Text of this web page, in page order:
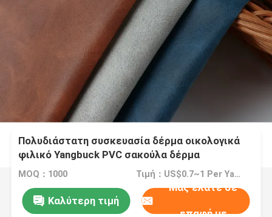
Πολυδιάστατη συσκευασία δέρμα οικολογικά
φιλικό Yangbuck PVC σακούλα δέρμα
MOQ：1000 Τιμή：US$0.7~1 Per Yard
Καλύτερη τιμή
Μας ελάτε σε
επαφή με